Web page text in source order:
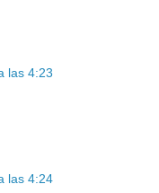
las 4:23
las 4:24